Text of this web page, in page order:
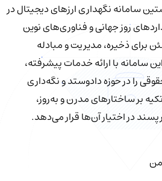
سامانه نگهداری ارزهای دیجیتال در
روز جهانی و فناوری‌های نوین
برای ذخیره، مدیریت و مبادله
سامانه با ارائه خدمات پیشرفته،
را در حوزه دادوستد و نگه‌داری
بر ساختارهای مدرن و به‌روز،
در اختیار آن‌ها قرار می‌دهد.